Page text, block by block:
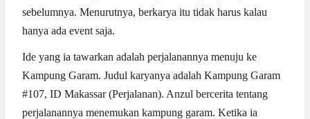
sebelumnya. Menurutnya, berkarya itu tidak harus kalau
hanya ada event saja.
Ide yang ia tawarkan adalah perjalanannya menuju ke
Kampung Garam. Judul karyanya adalah Kampung Garam
#107, ID Makassar (Perjalanan). Anzul bercerita tentang
perjalanannya menemukan kampung garam. Ketika ia